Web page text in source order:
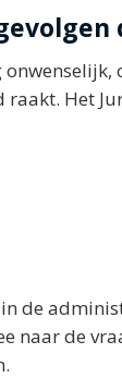
Het
de
naar de